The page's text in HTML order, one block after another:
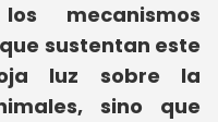
mecanismos
sustentan este
luz sobre la
sino que